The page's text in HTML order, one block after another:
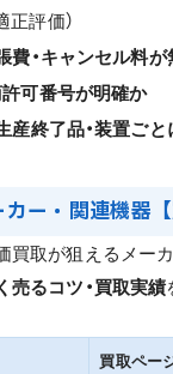
評価）
費・キャンセル料
可番号が明確か
産終了品・装置ご
ー・関連機器【
買取が狙えるメー
売るコツ・買取実績
買取ペー